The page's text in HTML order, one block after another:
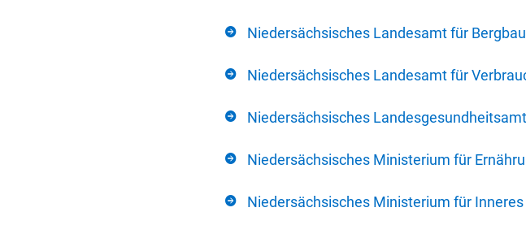
Niedersächsisches Landesamt für
Niedersächsisches Landesamt für
Niedersächsisches Landesgesundheitsamt
Niedersächsisches Ministerium für
Niedersächsisches Ministerium für